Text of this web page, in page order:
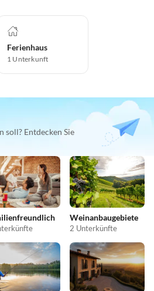
Ferienhaus
1 Unterkunft
soll? Entdecken Sie
Weinanbaugebiete
2 Unterkünfte